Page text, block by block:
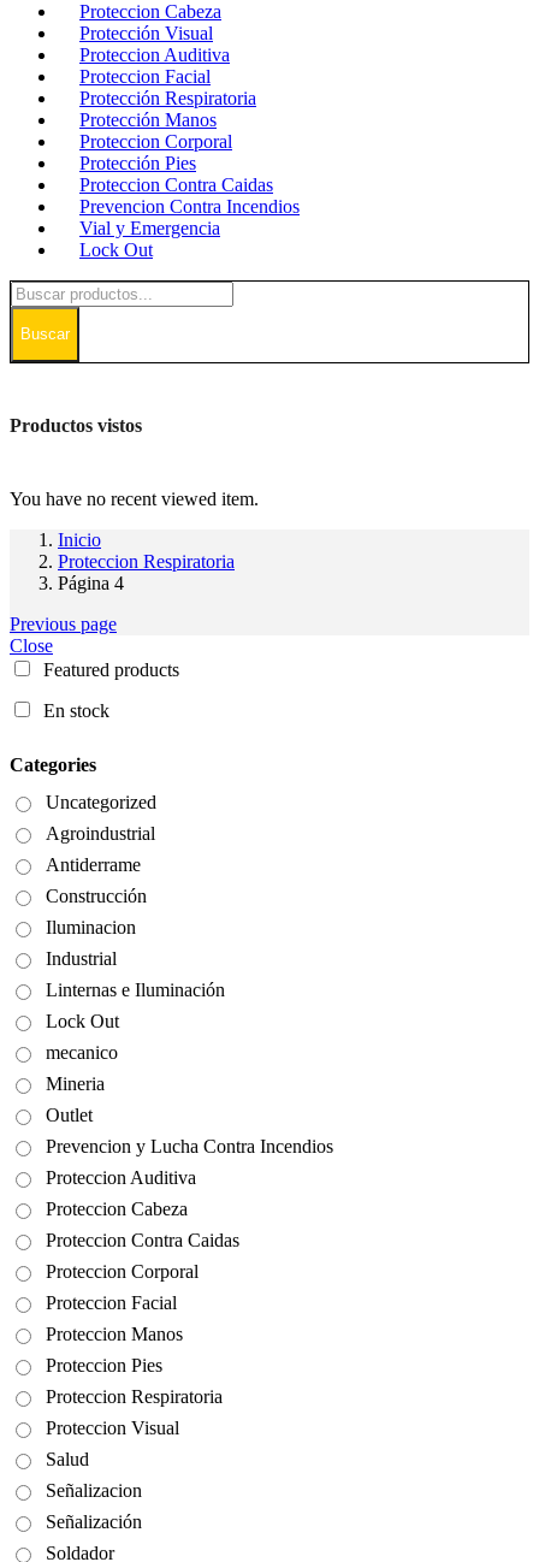
Proteccion Cabeza
Protección Visual
Proteccion Auditiva
Proteccion Facial
Protección Respiratoria
Protección Manos
Proteccion Corporal
Protección Pies
Proteccion Contra Caidas
Prevencion Contra Incendios
Vial y Emergencia
Lock Out
Buscar
Productos vistos
You have no recent viewed item.
Inicio
Proteccion Respiratoria
Página 4
Previous page
Close
Featured products
En stock
Categories
Uncategorized
Agroindustrial
Antiderrame
Construcción
Iluminacion
Industrial
Linternas e Iluminación
Lock Out
mecanico
Mineria
Outlet
Prevencion y Lucha Contra Incendios
Proteccion Auditiva
Proteccion Cabeza
Proteccion Contra Caidas
Proteccion Corporal
Proteccion Facial
Proteccion Manos
Proteccion Pies
Proteccion Respiratoria
Proteccion Visual
Salud
Señalizacion
Señalización
Soldador